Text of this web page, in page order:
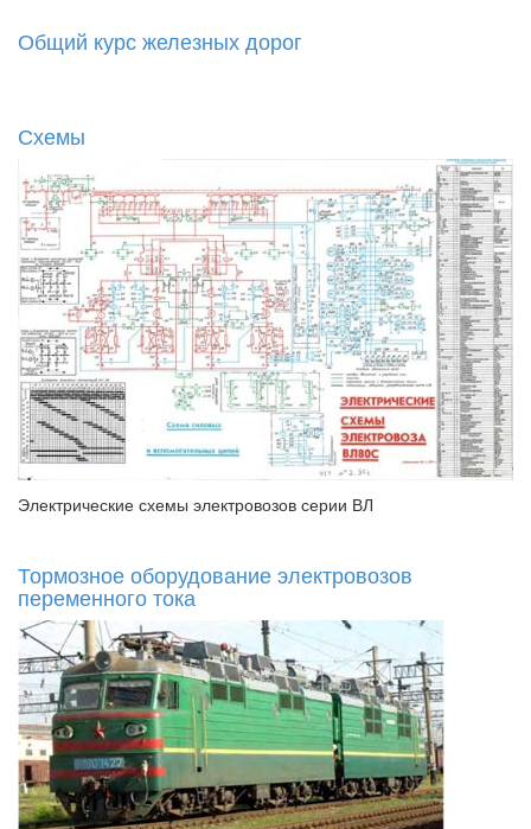
Общий курс железных дорог
Схемы
Электрические схемы электровозов серии ВЛ
Тормозное оборудование электровозов
переменного тока